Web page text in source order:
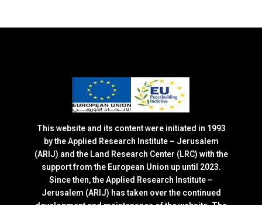
This website and its content were initiated in 1993
by the Applied Research Institute – Jerusalem
(ARIJ) and the Land Research Center (LRC) with the
support from the European Union up until 2023.
Since then, the Applied Research Institute –
Jerusalem (ARIJ) has taken over the continued